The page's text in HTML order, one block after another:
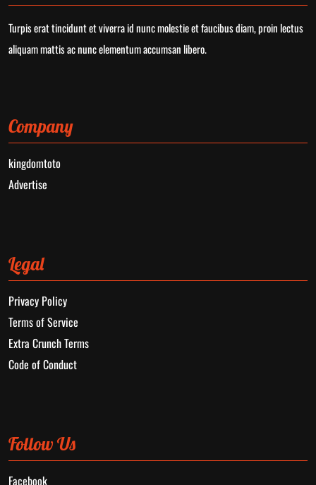
Turpis erat tincidunt et viverra id nunc molestie et faucibus diam, proin lectus
aliquam mattis ac nunc elementum accumsan libero.
Company
kingdomtoto
Advertise
Legal
Privacy Policy
Terms of Service
Extra Crunch Terms
Code of Conduct
Follow Us
Facebook